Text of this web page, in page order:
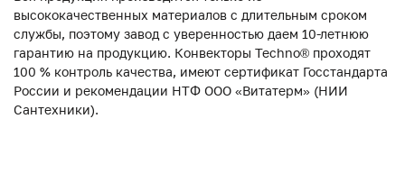
высококачественных материалов с длительным сроком
службы, поэтому завод с уверенностью даем 10-летнюю
гарантию на продукцию. Конвекторы Techno® проходят
100 % контроль качества, имеют сертификат Госстандарта
России и рекомендации НТФ ООО «Витатерм» (НИИ
Сантехники).